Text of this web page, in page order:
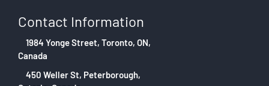
Contact Information
1984 Yonge Street, Toronto, ON,
Canada
450 Weller St, Peterborough,